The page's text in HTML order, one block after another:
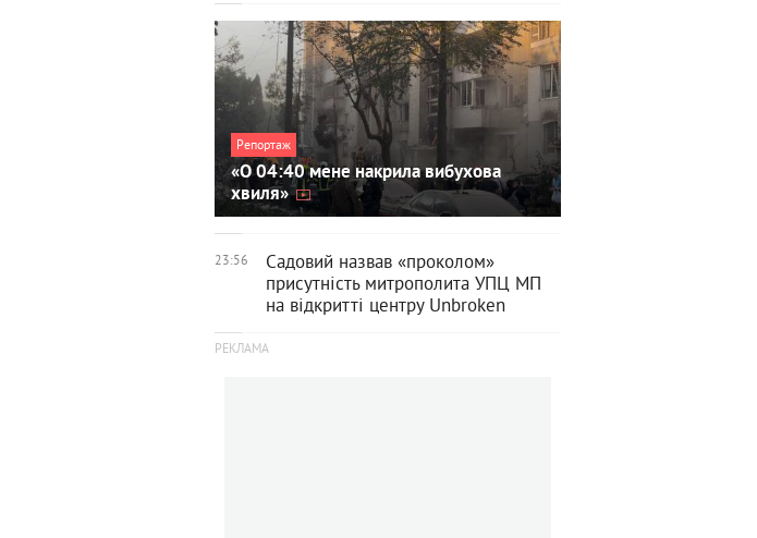
Репортаж
«О 04:40 мене накрила вибухова
хвиля»
23:56
Садовий назвав «проколом»
присутність митрополита УПЦ МП
на відкритті центру Unbroken